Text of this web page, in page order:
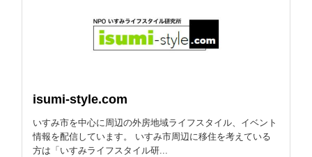
isumi-style.com
いすみ市を中心に周辺の外房地域ライフスタイル、イベント
情報を配信しています。 いすみ市周辺に移住を考えている
方は「いすみライフスタイル研...